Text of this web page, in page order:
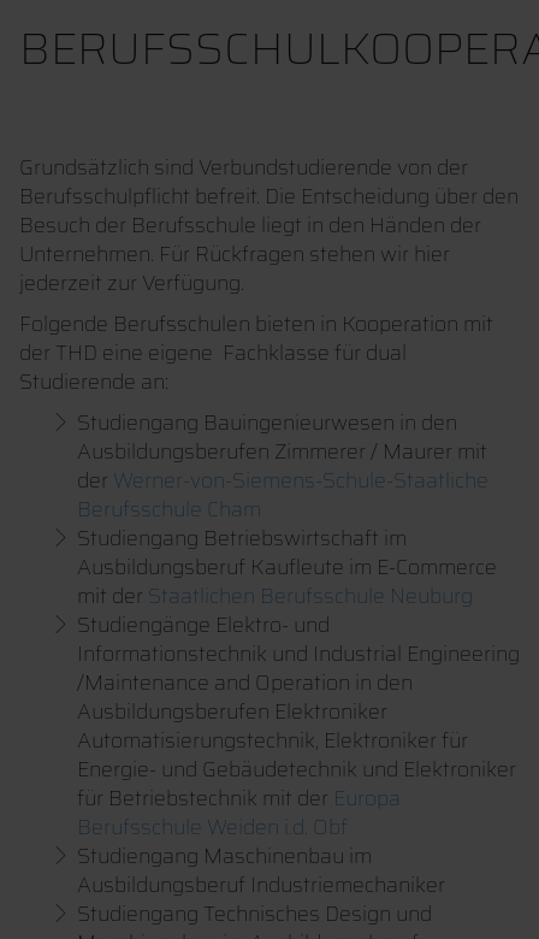
Grundsätzlich sind Verbundstudierende von der
Berufsschulpflicht befreit. Die Entscheidung über den
Besuch der Berufsschule liegt in den Händen der
Unternehmen. Für Rückfragen stehen wir hier
jederzeit zur Verfügung.
Folgende Berufsschulen bieten in Kooperation mit
der THD eine eigene Fachklasse für dual
Studierende an:
Studiengang Bauingenieurwesen in den
Ausbildungsberufen Zimmerer / Maurer mit
der Werner-von-Siemens-Schule-Staatliche
Berufsschule Cham
Studiengang Betriebswirtschaft im
Ausbildungsberuf Kaufleute im E-Commerce
mit der Staatlichen Berufsschule Neuburg
Studiengänge Elektro- und
Informationstechnik und Industrial Engineering
/Maintenance and Operation in den
Ausbildungsberufen Elektroniker
Automatisierungstechnik, Elektroniker für
Energie- und Gebäudetechnik und Elektroniker
für Betriebstechnik mit der Europa
Berufsschule Weiden i.d. Obf
Studiengang Maschinenbau im
Ausbildungsberuf Industriemechaniker
Studiengang Technisches Design und